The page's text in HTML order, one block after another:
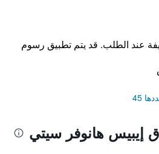
عند الطلب. قد يتم تطبيق رسوم
45
إيبيس هانوفر سيتي